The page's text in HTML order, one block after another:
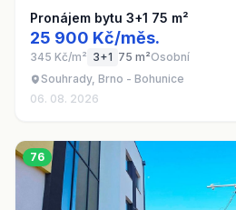
Pronájem bytu 3+1 75 m²
25 900 Kč/měs.
345 Kč/m² 3+1 75 m²Osobní
Souhrady, Brno - Bohunice
06. 08. 2026
76